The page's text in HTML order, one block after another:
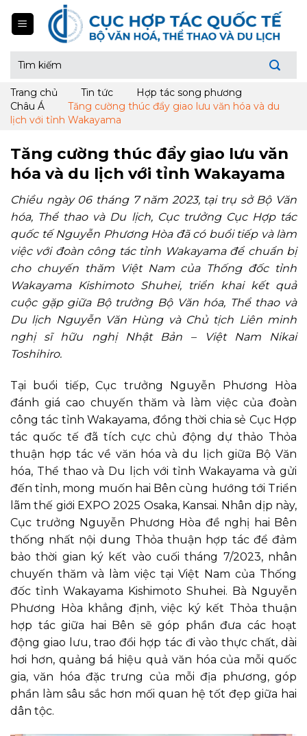
kiếm:
Trang chủ Tin tức
Hợp tác song phương
Châu Á
Tăng cường thúc đẩy giao lưu văn hóa và du
lịch với tỉnh Wakayama
Tăng cường thúc đẩy giao lưu văn
hóa và du lịch với tỉnh Wakayama
Chiều ngày 06 tháng 7 năm 2023, tại trụ sở Bộ Văn
hóa, Thể thao và Du lịch, Cục trưởng Cục Hợp tác
quốc tế Nguyễn Phương Hòa đã có buổi tiếp và làm
việc với đoàn công tác tỉnh Wakayama để chuẩn bị
cho chuyến thăm Việt Nam của Thống đốc tỉnh
Wakayama Kishimoto Shuhei, triển khai kết quả
cuộc gặp giữa Bộ trưởng Bộ Văn hóa, Thể thao và
Du lịch Nguyễn Văn Hùng và Chủ tịch Liên minh
nghị sĩ hữu nghị Nhật Bản – Việt Nam
Nikai
Toshihiro.
Tại buổi tiếp, Cục trưởng Nguyễn Phương Hòa
đánh giá cao chuyến thăm và làm việc của đoàn
công tác tỉnh Wakayama, đồng thời chia sẻ Cục Hợp
tác quốc tế đã tích cực chủ động dự thảo Thỏa
thuận hợp tác về văn hóa và du lịch giữa Bộ Văn
hóa, Thể thao và Du lịch với tỉnh Wakayama và gửi
đến tỉnh, mong muốn hai Bên cùng hướng tới Triển
lãm thế giới EXPO 2025 Osaka, Kansai. Nhân dịp này,
Cục trưởng Nguyễn Phương Hòa đề nghị hai Bên
thống nhất nội dung Thỏa thuận hợp tác để đảm
bảo thời gian ký kết vào cuối tháng 7/2023, nhân
chuyến thăm và làm việc tại Việt Nam của Thống
đốc tỉnh Wakayama Kishimoto Shuhei. Bà Nguyễn
Phương Hòa khẳng định, việc ký kết Thỏa thuận
hợp tác giữa hai Bên sẽ góp phần đưa các hoạt
động giao lưu, trao đổi hợp tác đi vào thực chất, dài
hơi hơn, quảng bá hiệu quả văn hóa của mỗi quốc
gia, văn hóa đặc trưng của mỗi địa phương, góp
phần làm sâu sắc hơn mối quan hệ tốt đẹp giữa hai
dân tộc.